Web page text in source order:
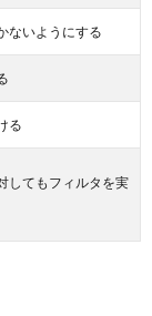
ないようにする
る
してもフィルタを実